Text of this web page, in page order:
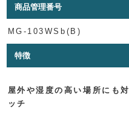
商品管理番号
MG-103WSb(B)
特徴
屋外や湿度の高い場所にも
ッチ